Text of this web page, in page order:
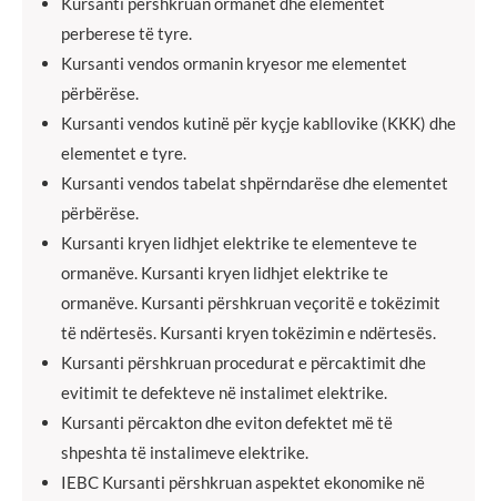
perberese të tyre.
Kursanti vendos ormanin kryesor me elementet
përbërëse.
Kursanti vendos kutinë për kyçje kabllovike (KKK) dhe
elementet e tyre.
Kursanti vendos tabelat shpërndarëse dhe elementet
përbërëse.
Kursanti kryen lidhjet elektrike te elementeve te
ormanëve. Kursanti kryen lidhjet elektrike te
ormanëve. Kursanti përshkruan veçoritë e tokëzimit
të ndërtesës. Kursanti kryen tokëzimin e ndërtesës.
Kursanti përshkruan procedurat e përcaktimit dhe
evitimit te defekteve në instalimet elektrike.
Kursanti përcakton dhe eviton defektet më të
shpeshta të instalimeve elektrike.
IEBC Kursanti përshkruan aspektet ekonomike në